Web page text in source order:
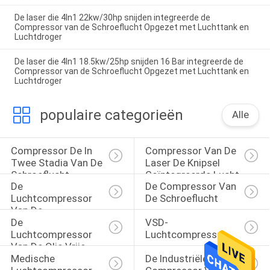
De laser die 4In1 22kw/30hp snijden integreerde de
Compressor van de Schroeflucht Opgezet met Luchttank en
Luchtdroger
De laser die 4In1 18.5kw/25hp snijden 16 Bar integreerde de
Compressor van de Schroeflucht Opgezet met Luchttank en
Luchtdroger
populaire categorieën Alle
Compressor De In
Twee Stadia Van De
Schroeflucht
Compressor Van De
Laser De Knipsel
Geïntegreerde Lucht
De
Luchtcompressor
Van De
Riemaandrijving
De Compressor Van
De Schroeflucht
De
Luchtcompressor
Van De Olie Vrije
Schroef
VSD-
Luchtcompressor
Medische
De Industriële